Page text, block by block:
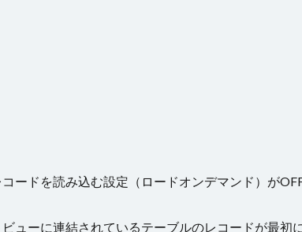
ードを読み込む設定（ロードオンデマンド）が
ューに連結されているテーブルのレコードが最初